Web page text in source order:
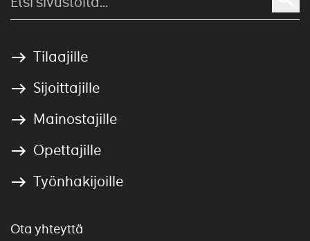
Tilaajille
Sijoittajille
Mainostajille
Opettajille
Työnhakijoille
Ota yhteyttä